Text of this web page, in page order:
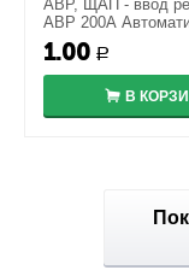
АВР, ЩАП - ввод
АВР 200А
1.00 Р
В